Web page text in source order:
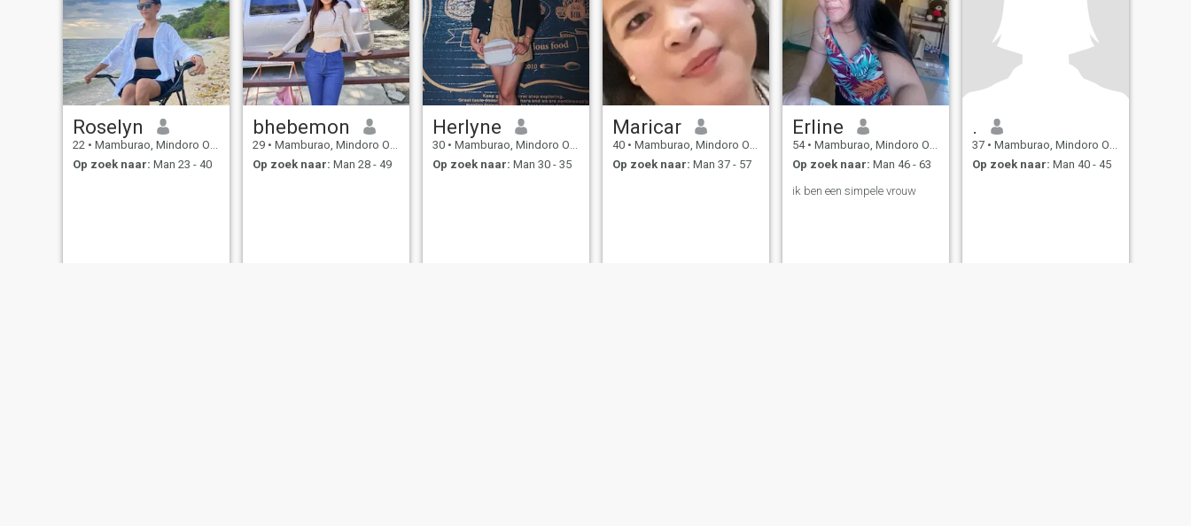
Roselyn
22 • Mamburao, Mindoro Occidental, Filipijnen
Op zoek naar: Man 23 - 40
bhebemon
29 • Mamburao, Mindoro Occidental, Filipijnen
Op zoek naar: Man 28 - 49
Herlyne
30 • Mamburao, Mindoro Occidental, Filipijnen
Op zoek naar: Man 30 - 35
Maricar
40 • Mamburao, Mindoro Occidental, Filipijnen
Op zoek naar: Man 37 - 57
Erline
54 • Mamburao, Mindoro Occidental, Filipijnen
Op zoek naar: Man 46 - 63
ik ben een simpele vrouw
.
37 • Mamburao, Mindoro Occidental, Filipijnen
Op zoek naar: Man 40 - 45